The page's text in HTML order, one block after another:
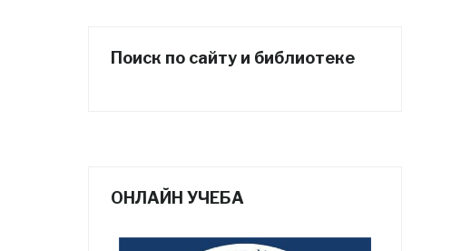
Поиск по сайту и библиотеке
ОНЛАЙН УЧЕБА